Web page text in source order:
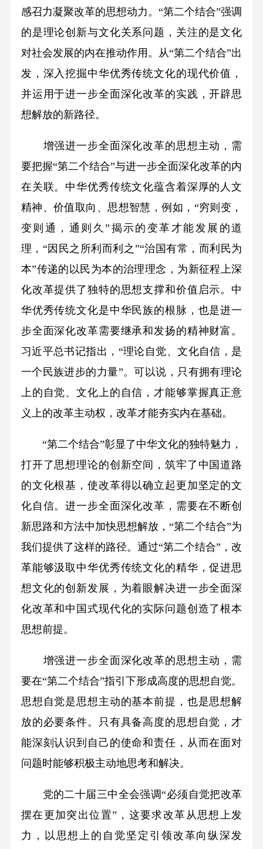
感召力凝聚改革的思想动力。“第二个结合”强调
的是理论创新与文化关系问题，关注的是文化
对社会发展的内在推动作用。从“第二个结合”出
发，深入挖掘中华优秀传统文化的现代价值，
并运用于进一步全面深化改革的实践，开辟思
想解放的新路径。
增强进一步全面深化改革的思想主动，需
要把握“第二个结合”与进一步全面深化改革的内
在关联。中华优秀传统文化蕴含着深厚的人文
精神、价值取向、思想智慧，例如，“穷则变，
变则通，通则久”揭示的变革才能发展的道
理，“因民之所利而利之”“治国有常，而利民为
本”传递的以民为本的治理理念，为新征程上深
化改革提供了独特的思想支撑和价值启示。中
华优秀传统文化是中华民族的根脉，也是进一
步全面深化改革需要继承和发扬的精神财富。
习近平总书记指出，“理论自觉、文化自信，是
一个民族进步的力量”。可以说，只有拥有理论
上的自觉、文化上的自信，才能够掌握真正意
义上的改革主动权，改革才能夯实内在基础。
“第二个结合”彰显了中华文化的独特魅力，
打开了思想理论的创新空间，筑牢了中国道路
的文化根基，使改革得以确立起更加坚定的文
化自信。进一步全面深化改革，需要在不断创
新思路和方法中加快思想解放，“第二个结合”为
我们提供了这样的路径。通过“第二个结合”，改
革能够汲取中华优秀传统文化的精华，促进思
想文化的创新发展，为着眼解决进一步全面深
化改革和中国式现代化的实际问题创造了根本
思想前提。
增强进一步全面深化改革的思想主动，需
要在“第二个结合”指引下形成高度的思想自觉。
思想自觉是思想主动的基本前提，也是思想解
放的必要条件。只有具备高度的思想自觉，才
能深刻认识到自己的使命和责任，从而在面对
问题时能够积极主动地思考和解决。
党的二十届三中全会强调“必须自觉把改革
摆在更加突出位置”，这要求改革从思想上发
力，以思想上的自觉坚定引领改革向纵深发